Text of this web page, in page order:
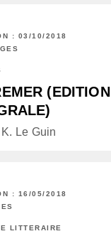
: 03/10/2018
(EDITION
Le Guin
: 16/05/2018
LITTÉRAIRE